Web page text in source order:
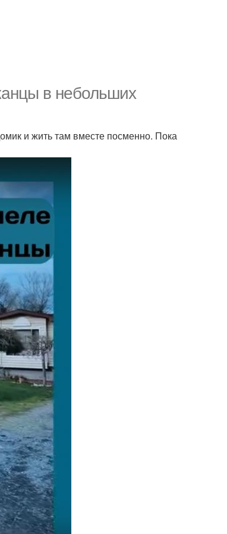
в небольших
и жить там вместе посменно. Пока